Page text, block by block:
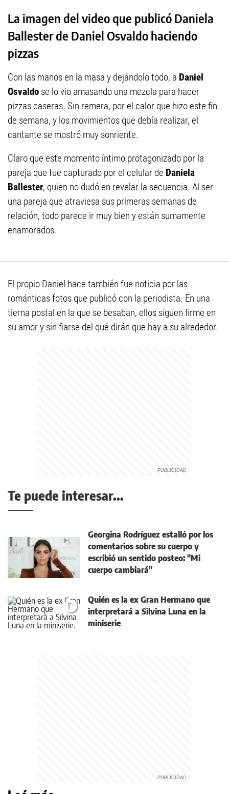
La imagen del video que publicó Daniela
Ballester de Daniel Osvaldo haciendo
pizzas
Con las manos en la masa y dejándolo todo, a Daniel
Osvaldo se lo vio amasando una mezcla para hacer
pizzas caseras. Sin remera, por el calor que hizo este fin
de semana, y los movimientos que debía realizar, el
cantante se mostró muy sonriente.
Claro que este momento íntimo protagonizado por la
pareja que fue capturado por el celular de Daniela
Ballester, quien no dudó en revelar la secuencia. Al ser
una pareja que atraviesa sus primeras semanas de
relación, todo parece ir muy bien y están sumamente
enamorados.
El propio Daniel hace también fue noticia por las
románticas fotos que publicó con la periodista. En una
tierna postal en la que se besaban, ellos siguen firme en
su amor y sin fiarse del qué dirán que hay a su alrededor.
Te puede interesar...
Georgina Rodríguez estalló por los
comentarios sobre su cuerpo y
escribió un sentido posteo: "Mi
cuerpo cambiará"
Quién es la ex Gran Hermano que
interpretará a Silvina Luna en la
miniserie